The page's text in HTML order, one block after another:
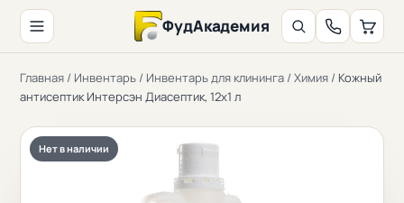
ФудАкадемия
Главная / Инвентарь / Инвентарь для клининга / Химия / Кожный
антисептик Интерсэн Диасептик, 12х1 л
Нет в наличии